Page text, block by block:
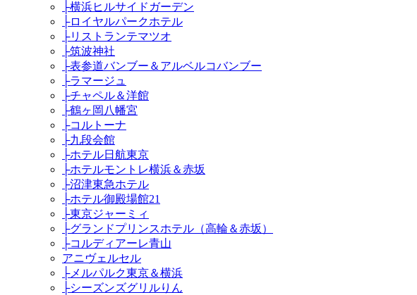
├横浜ヒルサイドガーデン
├ロイヤルパークホテル
├リストランテマツオ
├筑波神社
├表参道バンブー＆アルベルコバンブー
├ラマージュ
├チャペル＆洋館
├鶴ヶ岡八幡宮
├コルトーナ
├九段会館
├ホテル日航東京
├ホテルモントレ横浜＆赤坂
├沼津東急ホテル
├ホテル御殿場館21
├東京ジャーミィ
├グランドプリンスホテル（高輪＆赤坂）
├コルディアーレ青山
アニヴェルセル
├メルパルク東京＆横浜
├シーズンズグリルりん